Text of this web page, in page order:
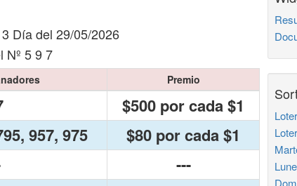
Día del 29/05/2026
Nº 5 9 7
Premio
$500 por cada $1
957, 975
$80 por cada $1
---